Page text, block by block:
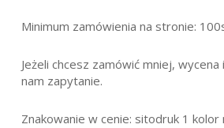
Minimum zamówienia na stronie:
Jeżeli chcesz zamówić mniej,
nam zapytanie.
Znakowanie w cenie: sitodruk 1 kolor